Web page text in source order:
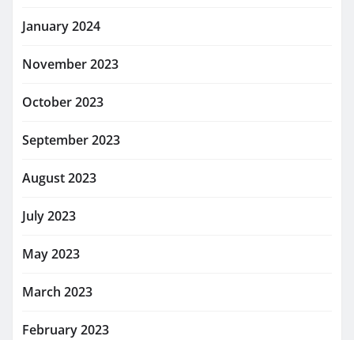
January 2024
November 2023
October 2023
September 2023
August 2023
July 2023
May 2023
March 2023
February 2023